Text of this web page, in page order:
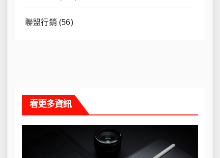
聯盟行銷 (56)
看更多資訊